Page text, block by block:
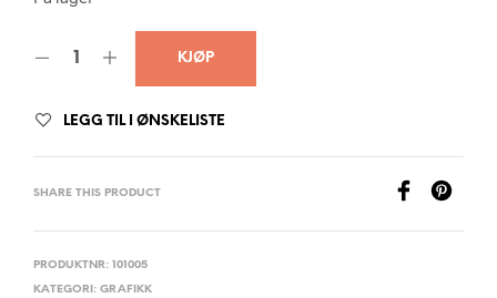
KJØP
LEGG TIL I ØNSKELISTE
SHARE THIS PRODUCT
PRODUKTNR: 101005
KATEGORI: GRAFIKK